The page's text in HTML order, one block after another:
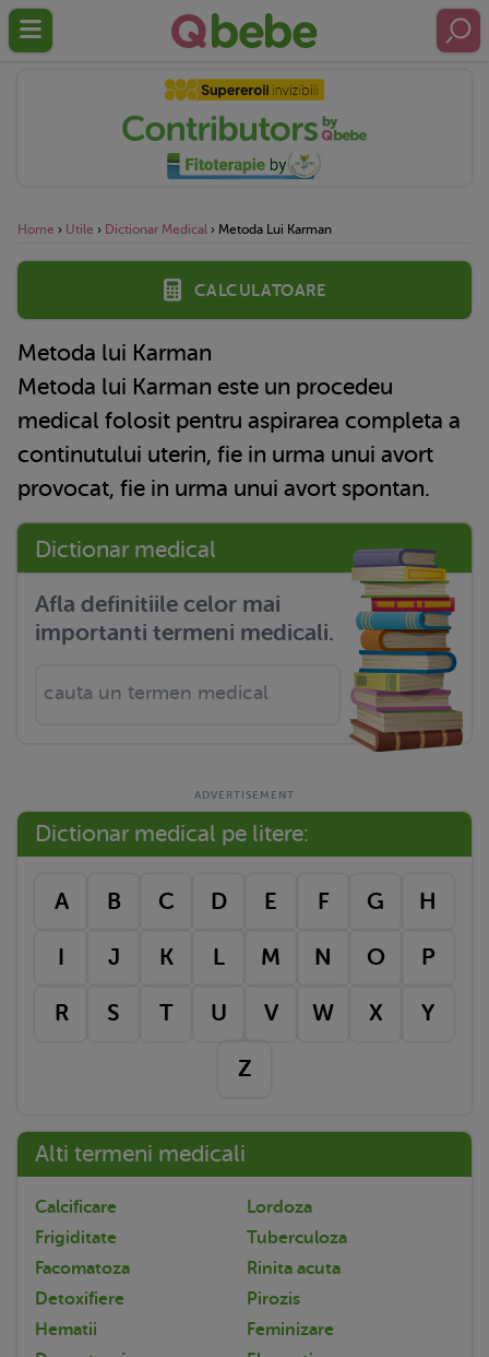
Home › Utile › Dictionar Medical › Metoda Lui Karman
Calculatoare
Metoda lui Karman
Metoda lui Karman este un procedeu
medical folosit pentru aspirarea completa a
continutului uterin, fie in urma unui avort
provocat, fie in urma unui avort spontan.
Dictionar medical
Afla definitiile celor mai
importanti termeni medicali.
Dictionar medical pe litere:
A B C D E F G H
I J K L M N O P
R S T U V W X Y
Z
Alti termeni medicali
Calcificare
Lordoza
Frigiditate
Tuberculoza
Facomatoza
Rinita acuta
Detoxifiere
Pirozis
Hematii
Feminizare